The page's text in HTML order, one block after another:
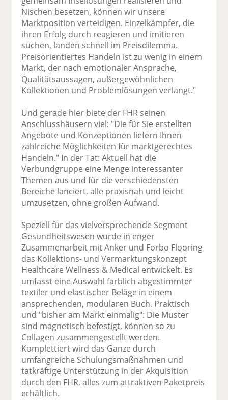
Nischen besetzen, können wir unsere
Marktposition verteidigen. Einzelkämpfer, die
ihren Erfolg durch reagieren und imitieren
suchen, landen schnell im Preisdilemma.
Preisorientiertes Handeln ist zu wenig in einem
Markt, der nach emotionaler Ansprache,
Qualitätsaussagen, außergewöhnlichen
Kollektionen und Problemlösungen verlangt."
Und gerade hier biete der FHR seinen
Anschlusshäusern viel: "Die für Sie erstellten
Angebote und Konzeptionen liefern Ihnen
zahlreiche Möglichkeiten für marktgerechtes
Handeln." In der Tat: Aktuell hat die
Verbundgruppe eine Menge interessanter
Themen aus und für die verschiedensten
Bereiche lanciert, alle praxisnah und leicht
umzusetzen, ohne großen Aufwand.
Speziell für das vielversprechende Segment
Gesundheitswesen wurde in enger
Zusammenarbeit mit Anker und Forbo Flooring
das Kollektions- und Vermarktungskonzept
Healthcare Wellness & Medical entwickelt. Es
umfasst eine Auswahl farblich abgestimmter
textiler und elastischer Beläge in einem
ansprechenden, modularen Buch. Praktisch
und "bisher am Markt einmalig": Die Muster
sind magnetisch befestigt, können so zu
Collagen zusammengestellt werden.
Komplettiert wird das Ganze durch
umfangreiche Schulungsmaßnahmen und
tatkräftige Unterstützung in der Akquisition
durch den FHR, alles zum attraktiven Paketpreis
erhältlich.